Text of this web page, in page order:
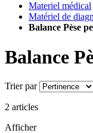
Materiel médical
Matériel de
Balance Pèse
Balance
Trier par
2 articles
Afficher